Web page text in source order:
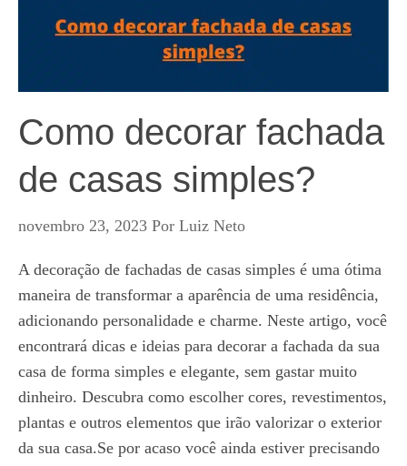
Como decorar fachada
de casas simples?
novembro 23, 2023 Por Luiz Neto
A decoração de fachadas de casas simples é uma ótima
maneira de transformar a aparência de uma residência,
adicionando personalidade e charme. Neste artigo, você
encontrará dicas e ideias para decorar a fachada da sua
casa de forma simples e elegante, sem gastar muito
dinheiro. Descubra como escolher cores, revestimentos,
plantas e outros elementos que irão valorizar o exterior
da sua casa.Se por acaso você ainda estiver precisando